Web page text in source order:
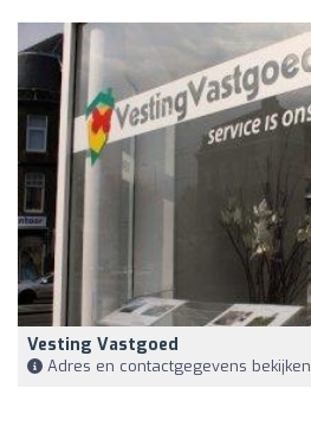
Vesting Vastgoed
Adres en contactgegevens bekijken